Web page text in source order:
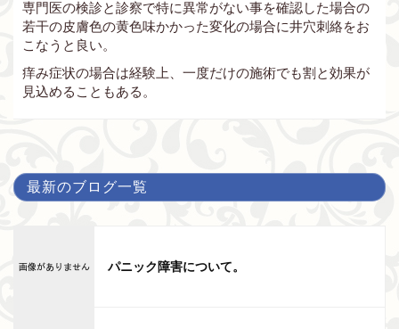
専門医の検診と診察で特に異常がない事を確認した場合の
若干の皮膚色の黄色味かかった変化の場合に井穴刺絡をお
こなうと良い。
痒み症状の場合は経験上、一度だけの施術でも割と効果が
見込めることもある。
最新のブログ一覧
パニック障害について。